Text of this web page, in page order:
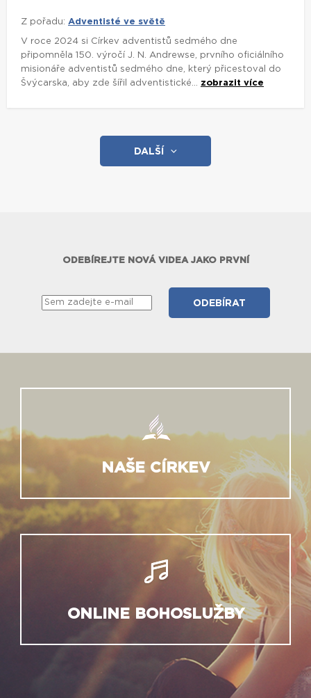
Z pořadu: Adventisté ve světě
V roce 2024 si Církev adventistů sedmého dne
připomněla 150. výročí J. N. Andrewse, prvního oficiálního
misionáře adventistů sedmého dne, který přicestoval do
Švýcarska, aby zde šířil adventistické... zobrazit více
DALŠÍ
ODEBÍREJTE NOVÁ VIDEA JAKO PRVNÍ
NAŠE CÍRKEV
ONLINE BOHOSLUŽBY